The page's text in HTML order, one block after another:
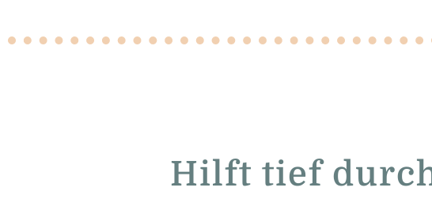
Hilft tief